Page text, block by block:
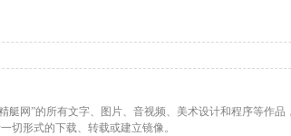
艇网”的所有文字、图片、音视频、美术设计和程序等作
切形式的下载、转载或建立镜像。